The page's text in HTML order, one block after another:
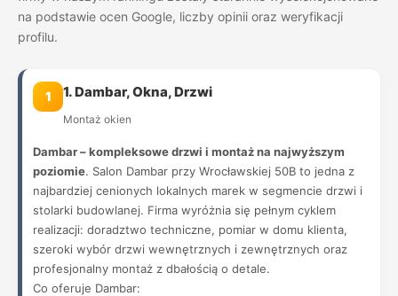
na podstawie ocen Google, liczby opinii oraz weryfikacji
profilu.
1 1. Dambar, Okna, Drzwi
Montaż okien
Dambar – kompleksowe drzwi i montaż na najwyższym
poziomie. Salon Dambar przy Wrocławskiej 50B to jedna z
najbardziej cenionych lokalnych marek w segmencie drzwi i
stolarki budowlanej. Firma wyróżnia się pełnym cyklem
realizacji: doradztwo techniczne, pomiar w domu klienta,
szeroki wybór drzwi wewnętrznych i zewnętrznych oraz
profesjonalny montaż z dbałością o detale.
Co oferuje Dambar: